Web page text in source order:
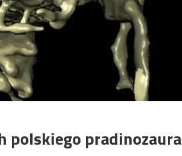
polskiego pradinozaura